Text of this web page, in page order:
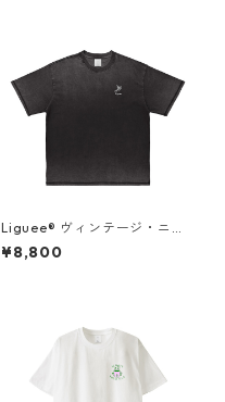
Liguee®️ ヴィンテージ・ニュ
アンス Tシャツ（刺繍ロゴ）ブ
ラック
¥8,800